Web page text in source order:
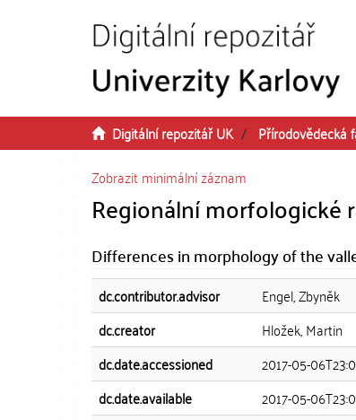
Digitální repozitář UK Přírodovědecká
Zobrazit minimální záznam
Regionální morfologické
Differences in morphology of the
dc.contributor.advisor
Engel, Zbyněk
dc.creator
Hložek, Martin
dc.date.accessioned
2017-05-
dc.date.available
2017-05-